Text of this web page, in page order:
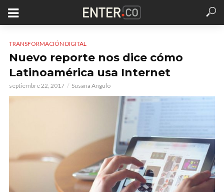
TRANSFORMACIÓN DIGITAL
Nuevo reporte nos dice cómo
Latinoamérica usa Internet
septiembre 22, 2017 Susana Angulo